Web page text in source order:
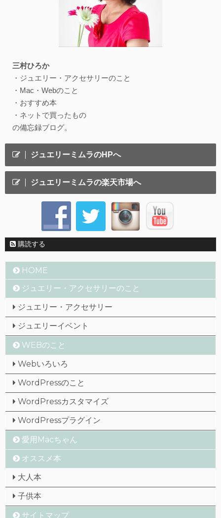
三村ひろか
・ジュエリー・アクセサリーのこと
・Mac・Webのこと
・おすすめ本
・ネットで買ったもの
の備忘録ブログ。
ジュエリーミムラのHPへ
ジュエリーミムラの楽天市場へ
購読する
HOME
ジュエリー・アクセサリーのこと
ジュエリー・アクセサリー
ジュエリーイベント
WEBのこと
Webいろいろ
WordPressのこと
WordPressカスタマイズ
WordPressプラグイン
愛用Macちゃん
オススメ本
大人本
子供本
サイトマップ